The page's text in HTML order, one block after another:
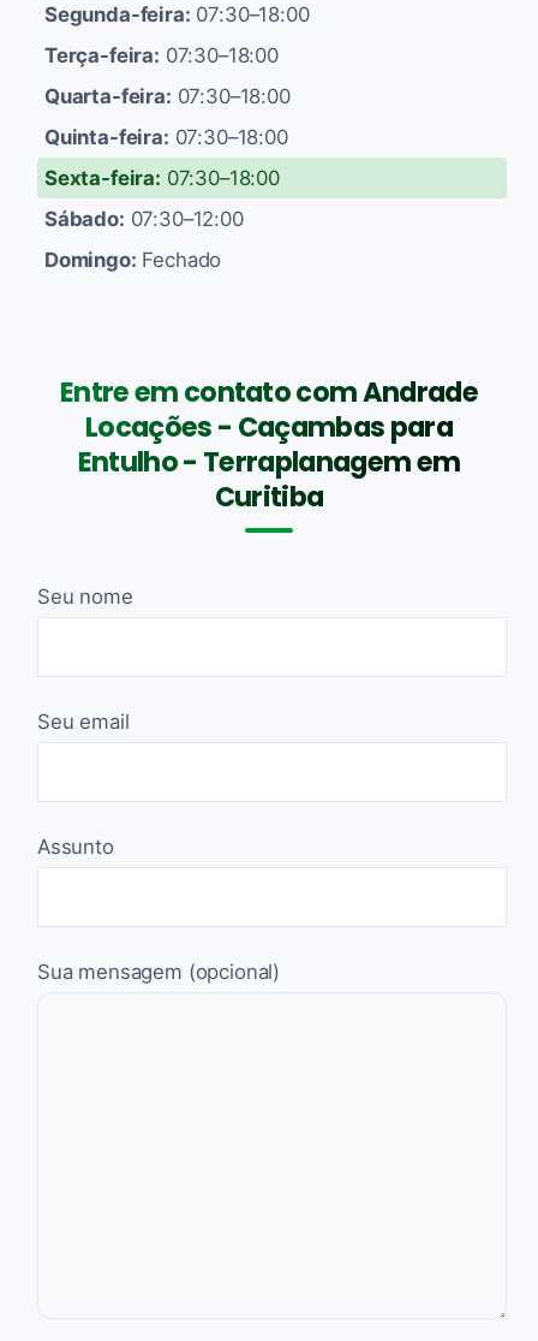
Segunda-feira: 07:30–18:00
Terça-feira: 07:30–18:00
Quarta-feira: 07:30–18:00
Quinta-feira: 07:30–18:00
Sexta-feira: 07:30–18:00
Sábado: 07:30–12:00
Domingo: Fechado
Entre em contato com Andrade
Locações - Caçambas para
Entulho - Terraplanagem em
Curitiba
Seu nome
Seu email
Assunto
Sua mensagem (opcional)